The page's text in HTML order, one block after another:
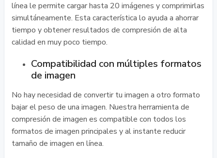
línea le permite cargar hasta 20 imágenes y comprimirlas
simultáneamente. Esta característica lo ayuda a ahorrar
tiempo y obtener resultados de compresión de alta
calidad en muy poco tiempo.
Compatibilidad con múltiples formatos
de imagen
No hay necesidad de convertir tu imagen a otro formato
bajar el peso de una imagen. Nuestra herramienta de
compresión de imagen es compatible con todos los
formatos de imagen principales y al instante reducir
tamaño de imagen en línea.